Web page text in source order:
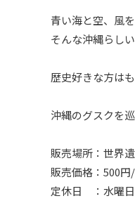
青い海と空、風
そんな沖縄らし
歴史好きな方は
沖縄のグスクを
販売場所：世界
販売価格：500円
定休日 ：水曜日